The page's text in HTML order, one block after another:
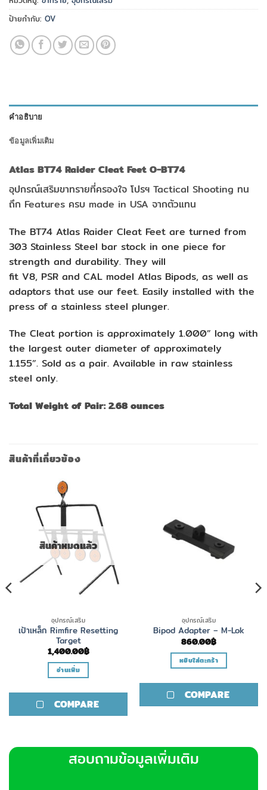
ป้ายกำกับ: OV
คำอธิบาย
ข้อมูลเพิ่มเติม
Atlas BT74 Raider Cleat Feet O-BT74
อุปกรณ์เสริมขาทรายที่ครองใจ โปรฯ Tactical Shooting ทน
ถึก Features ครบ made in USA จากตัวแทน
The BT74 Atlas Raider Cleat Feet are turned from
303 Stainless Steel bar stock in one piece for
strength and durability. They will
fit V8, PSR and CAL model Atlas Bipods, as well as
adaptors that use our feet. Easily installed with the
press of a stainless steel plunger.
The Cleat portion is approximately 1.000” long with
the largest outer diameter of approximately
1.155”. Sold as a pair. Available in raw stainless
steel only.
Total Weight of Pair: 2.68 ounces
สินค้าที่เกี่ยวข้อง
สินค้าหมดแล้ว
อุปกรณ์เสริม
เป้าเหล็ก Rimfire Resetting
Target
1,400.00฿
อ่านเพิ่ม
COMPARE
อุปกรณ์เสริม
Bipod Adapter – M-Lok
860.00฿
หยิบใส่ตะกร้า
COMPARE
สอบถามข้อมูลเพิ่มเติม